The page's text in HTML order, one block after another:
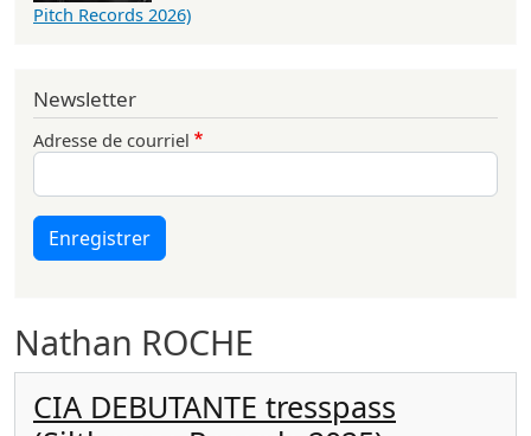
Nathan ROCHE
CIA DEBUTANTE tresspass
Pitch Records 2026)
Newsletter
Adresse de courriel
Enregistrer